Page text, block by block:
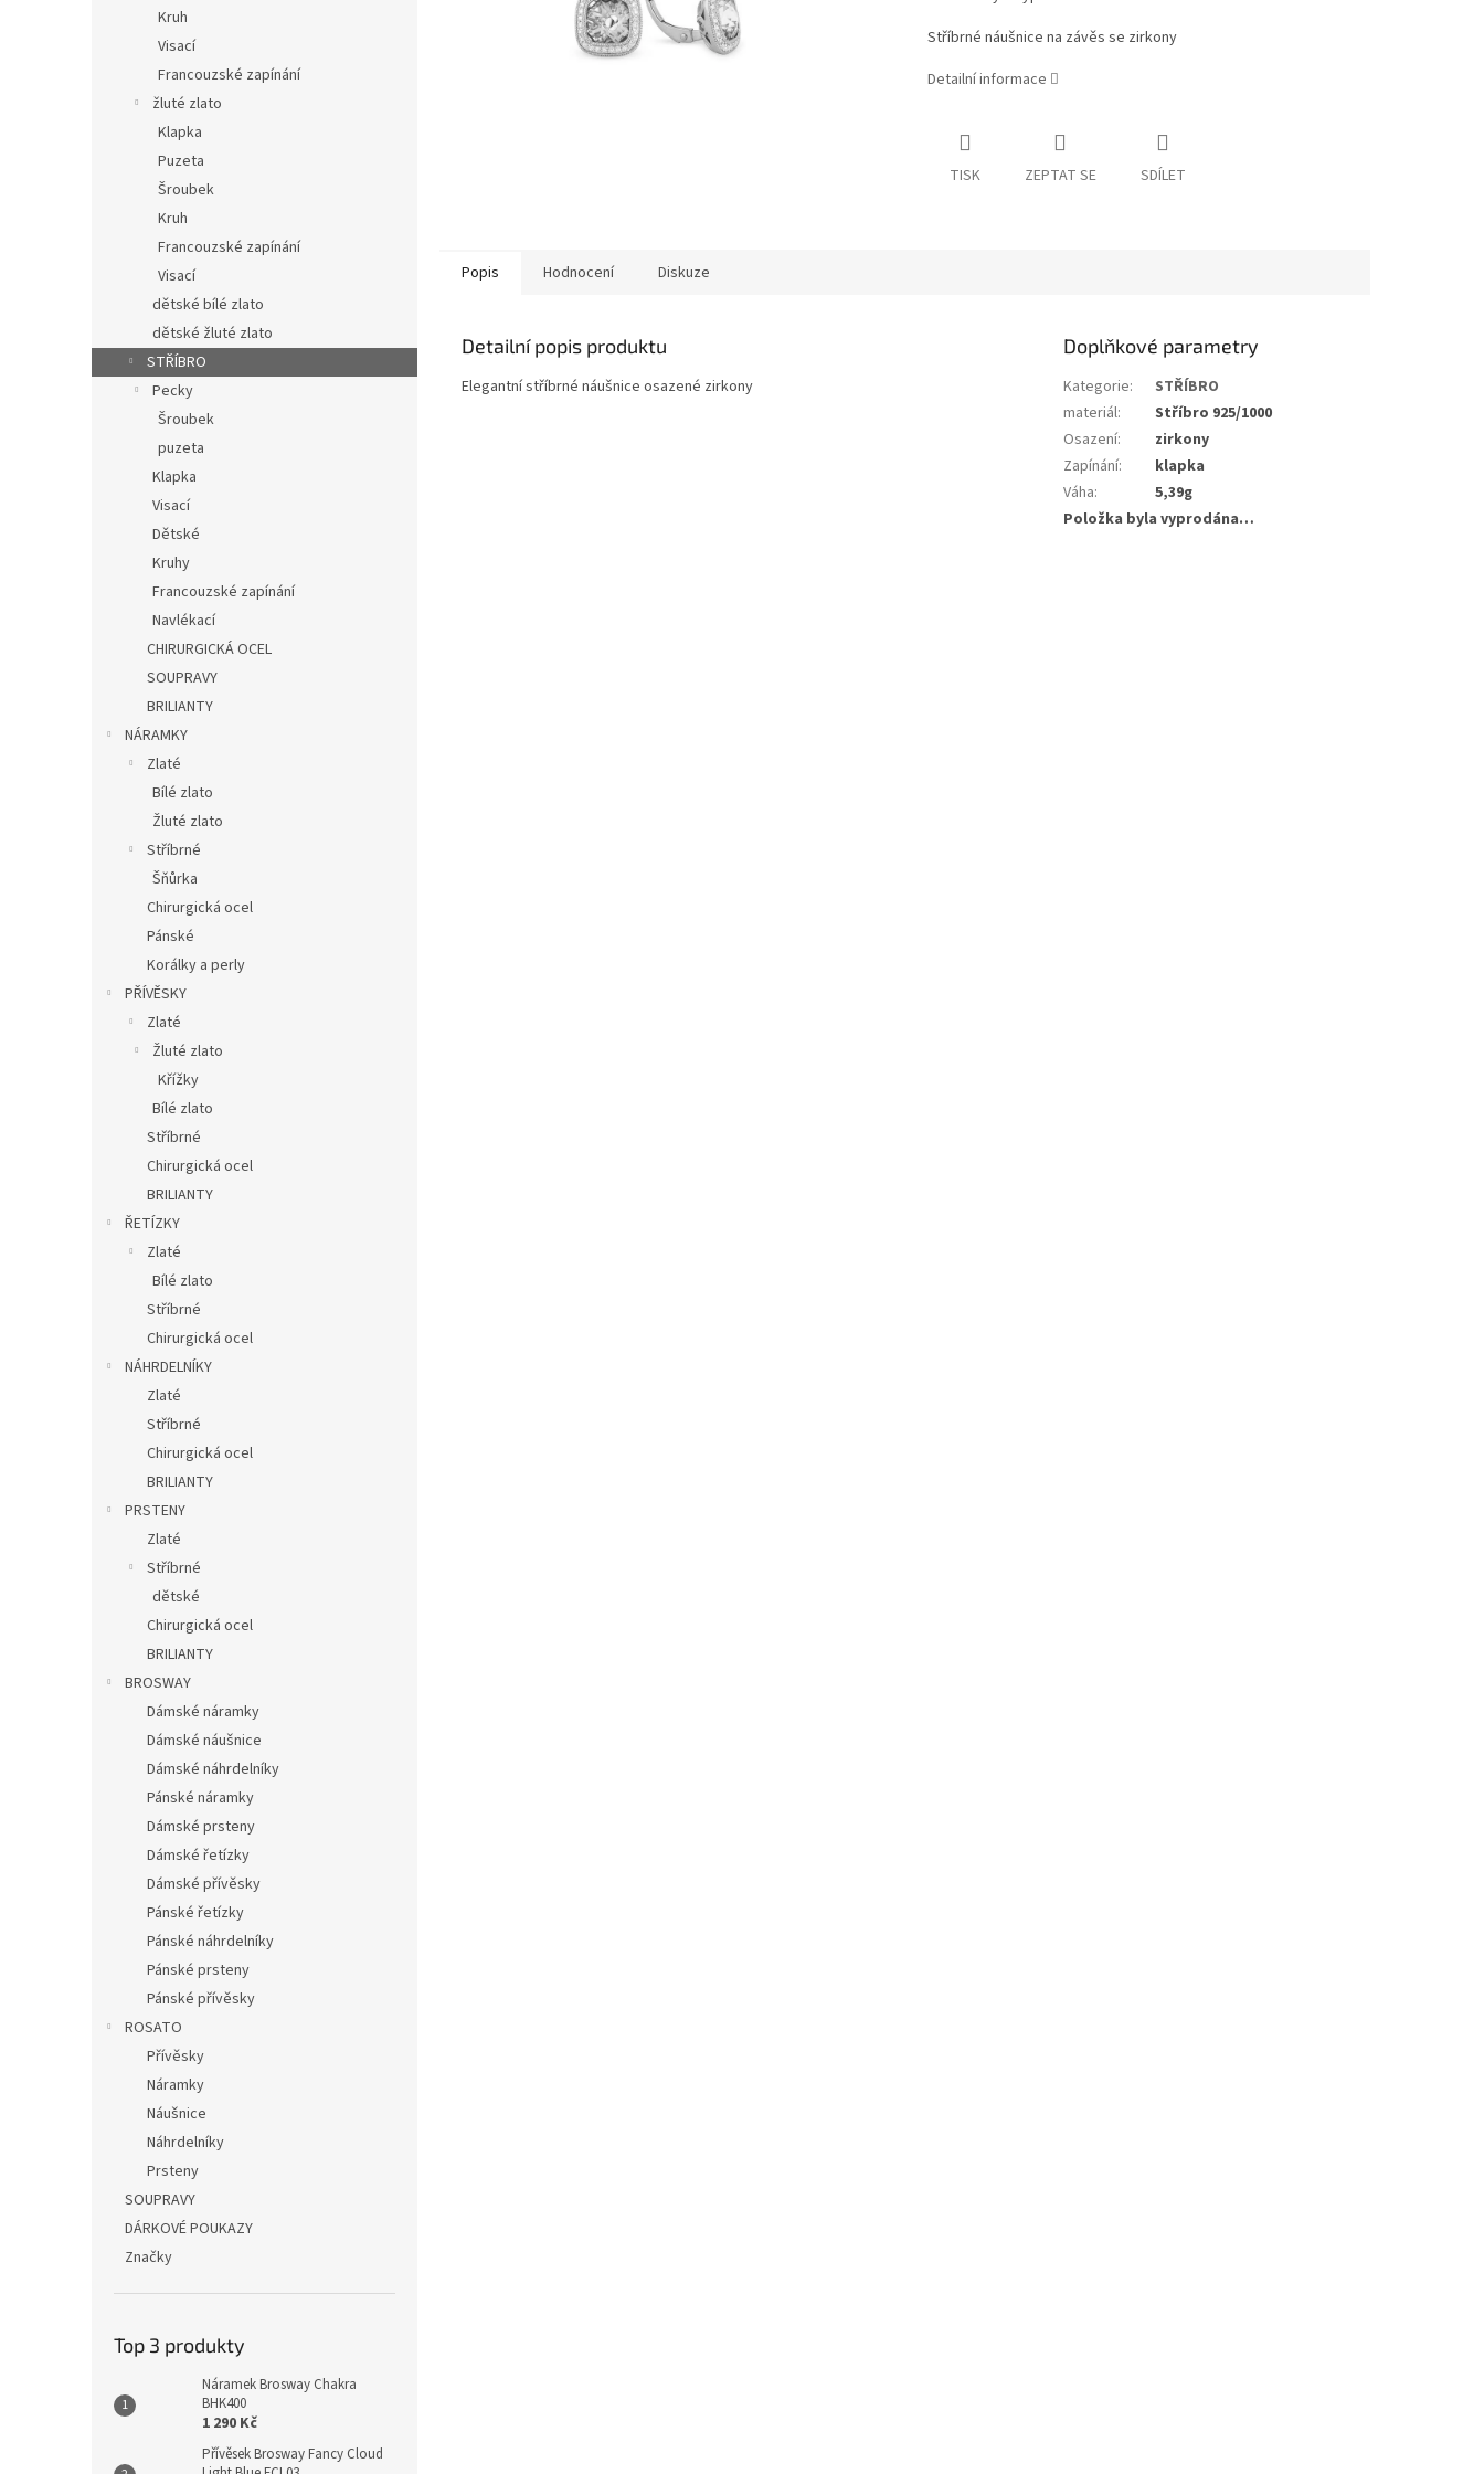
Kruh
Visací
Francouzské zapínání
žluté zlato
Klapka
Puzeta
Šroubek
Kruh
Francouzské zapínání
Visací
dětské bílé zlato
dětské žluté zlato
STŘÍBRO
Pecky
Šroubek
puzeta
Klapka
Visací
Dětské
Kruhy
Francouzské zapínání
Navlékací
CHIRURGICKÁ OCEL
SOUPRAVY
BRILIANTY
NÁRAMKY
Zlaté
Bílé zlato
Žluté zlato
Stříbrné
Šňůrka
Chirurgická ocel
Pánské
Korálky a perly
PŘÍVĚSKY
Zlaté
Žluté zlato
Křížky
Bílé zlato
Stříbrné
Chirurgická ocel
BRILIANTY
ŘETÍZKY
Zlaté
Bílé zlato
Stříbrné
Chirurgická ocel
NÁHRDELNÍKY
Zlaté
Stříbrné
Chirurgická ocel
BRILIANTY
PRSTENY
Zlaté
Stříbrné
dětské
Chirurgická ocel
BRILIANTY
BROSWAY
Dámské náramky
Dámské náušnice
Dámské náhrdelníky
Pánské náramky
Dámské prsteny
Dámské řetízky
Dámské přívěsky
Pánské řetízky
Pánské náhrdelníky
Pánské prsteny
Pánské přívěsky
ROSATO
Přívěsky
Náramky
Náušnice
Náhrdelníky
Prsteny
SOUPRAVY
DÁRKOVÉ POUKAZY
Značky
Top 3 produkty
Náramek Brosway Chakra
BHK400
1 290 Kč
Přívěsek Brosway Fancy Cloud
Stříbrné náušnice na závěs se zirkony
Detailní informace
TISK ZEPTAT SE SDÍLET
Popis Hodnocení Diskuze
Detailní popis produktu
Elegantní stříbrné náušnice osazené zirkony
Doplňkové parametry
Kategorie:
STŘÍBRO
materiál:
Stříbro 925/1000
Osazení:
zirkony
Zapínání:
klapka
Váha:
5,39g
Položka byla vyprodána…